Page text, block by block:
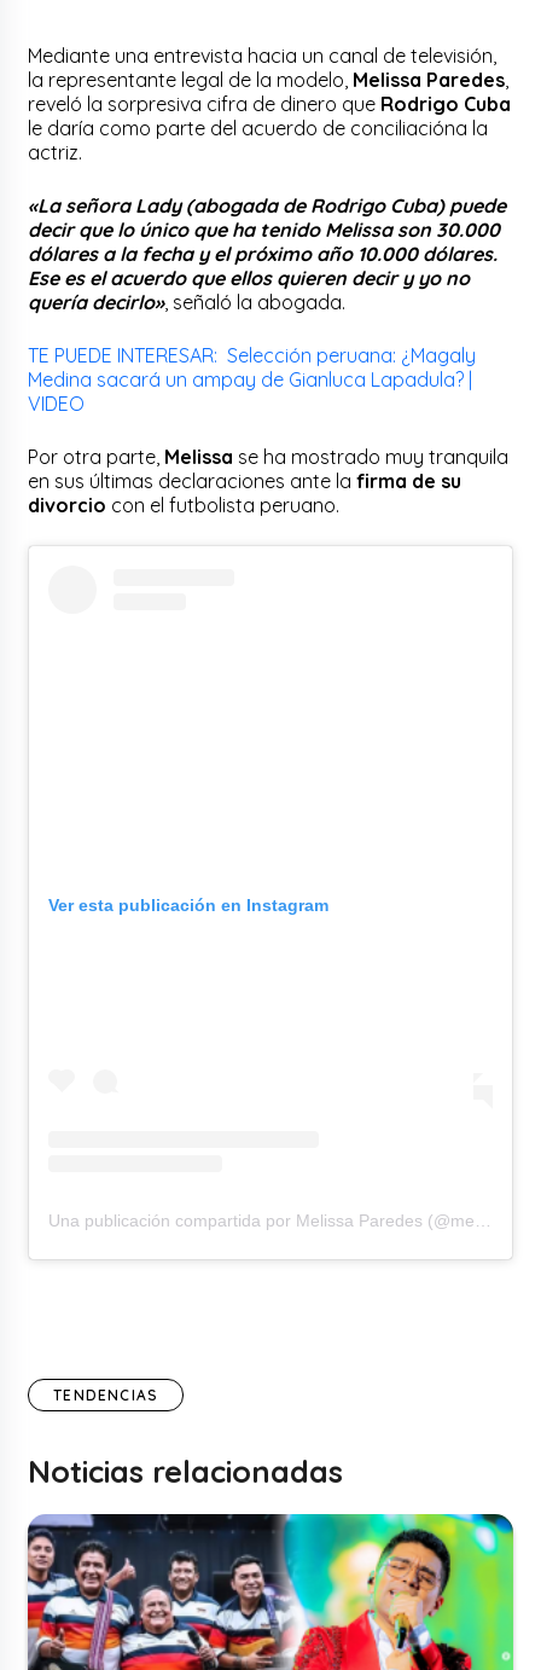
Mediante una entrevista hacia un canal de televisión,
la representante legal de la modelo, Melissa Paredes
reveló la sorpresiva cifra de dinero que Rodrigo Cuba
le daría como parte del acuerdo de conciliacióna la
actriz.
«La señora Lady (abogada de Rodrigo Cuba) puede
decir que lo único que ha tenido Melissa son 30.000
dólares a la fecha y el próximo año 10.000 dólares.
Ese es el acuerdo que ellos quieren decir y yo no
quería decirlo», señaló la abogada.
TE PUEDE INTERESAR: Selección peruana: ¿Magaly
Medina sacará un ampay de Gianluca Lapadula? |
VIDEO
Por otra parte, Melissa se ha mostrado muy tranquila
en sus últimas declaraciones ante lafirma de su
divorcio con el futbolista peruano.
Ver esta publicación en Instagram
TENDENCIAS
Noticias relacionadas